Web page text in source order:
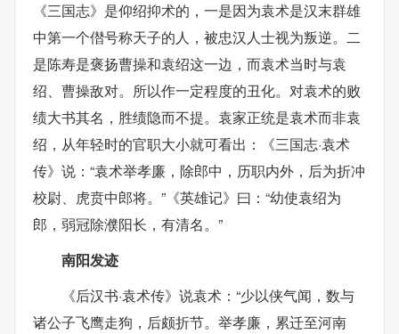
《三国志》是仰绍抑术的，一是因为袁术是汉末群雄
中第一个僣号称天子的人，被忠汉人士视为叛逆。二
是陈寿是褒扬曹操和袁绍这一边，而袁术当时与袁
绍、曹操敌对。所以作一定程度的丑化。对袁术的败
绩大书其名，胜绩隐而不提。袁家正统是袁术而非袁
绍，从年轻时的官职大小就可看出：《三国志·袁术
传》说：“袁术举孝廉，除郎中，历职内外，后为折冲
校尉、虎贲中郎将。”《英雄记》曰：“幼使袁绍为
郎，弱冠除濮阳长，有清名。”
南阳发迹
《后汉书·袁术传》说袁术：“少以侠气闻，数与
诸公子飞鹰走狗，后颇折节。举孝廉，累迁至河南